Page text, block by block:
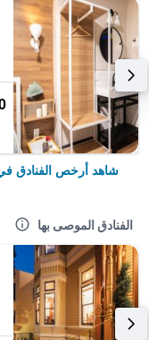
شاهد أرخص الفنادق
الفنادق الموصى بها